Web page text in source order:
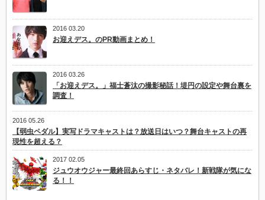
2016 03.20
お迎えデス。のPR動画まとめ！
2016 03.26
「お迎えデス。」福士蒼汰の撮影秘話！堤円の設定や舞台裏を
調査！
2016 05.26
【弱虫ペダル】実写ドラマキャストは？放送日はいつ？舞台キャストの再
現性を超える？
2017 02.05
ジュウオウジャー最終回あらすじ・ネタバレ！新戦隊が気にな
る！！